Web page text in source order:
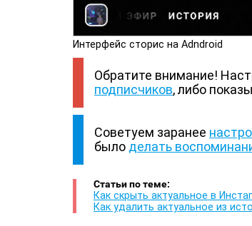
Интерфейс сторис на Adndroid
Обратите внимание!
подписчиков, либо
Советуем заранее
было делать
Статьи по теме:
Как скрыть актуальное в
Как удалить актуальное из